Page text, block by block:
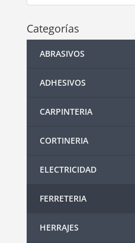
Categorías
ABRASIVOS
ADHESIVOS
CARPINTERIA
CORTINERIA
ELECTRICIDAD
FERRETERIA
HERRAJES